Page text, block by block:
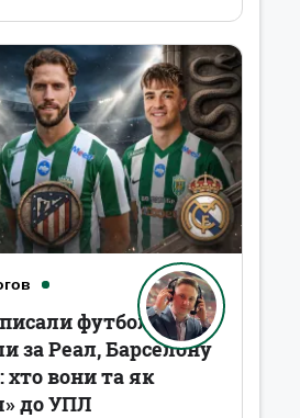
футболістів,
за Реал, Барселону
хто вони та як
до УПЛ